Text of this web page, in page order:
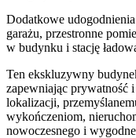
Dodatkowe
garażu, przestronne
w budynku i stację
Ten ekskluzywny
zapewniając prywatność
lokalizacji,
wykończeniom,
nowoczesnego i